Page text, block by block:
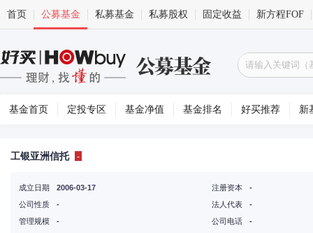
首页 公募基金 私募基金 私募股权 固定收益 新方程FOF
基金首页 定投专区 基金净值 基金排名 好买推荐 新
工银亚洲信托 -
成立日期
2006-03-17
公司性质
-
注册资本
-
法人代表
-
管理规模
-
公司电话
-